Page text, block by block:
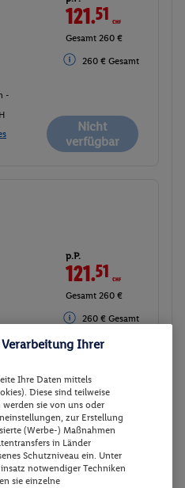
121.51 CHF
Gesamt 260 €
260 € Gesamt
-
Nicht
verfügbar
p.P.
121.51 CHF
Gesamt 260 €
260 € Gesamt
Nicht
verfügbar
Ihrer
Ihre Daten mittels
Diese sind teilweise
sie von uns oder
zur Erstellung
(Werbe-) Maßnahmen
in Länder
Schutzniveau ein. Unter
notwendiger Techniken
sie einzelne